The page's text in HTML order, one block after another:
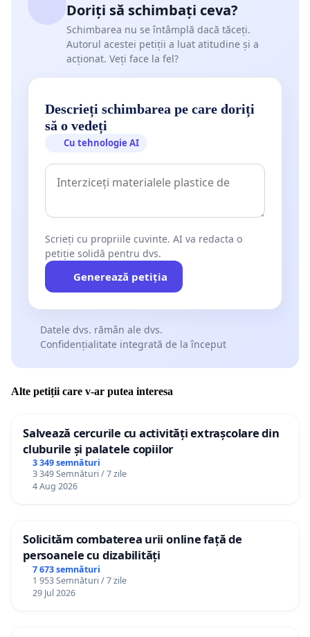
Doriți să schimbați ceva?
Schimbarea nu se întâmplă dacă tăceți.
Autorul acestei petiții a luat atitudine și a
acționat. Veți face la fel?
Descrieți schimbarea pe care doriți
să o vedeți
Cu tehnologie AI
Scrieți cu propriile cuvinte. AI va redacta o
petiție solidă pentru dvs.
Generează petiția
Datele dvs. rămân ale dvs.
Confidențialitate integrată de la început
Alte petiții care v-ar putea interesa
Salvează cercurile cu activități extrașcolare din
cluburile și palatele copiilor
3 349 semnături
3 349 Semnături / 7 zile
4 Aug 2026
Solicităm combaterea urii online față de
persoanele cu dizabilități
7 673 semnături
1 953 Semnături / 7 zile
29 Jul 2026